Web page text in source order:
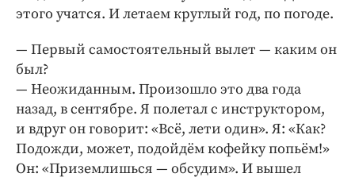
этого учатся. И летаем круглый год, по погоде.
— Первый самостоятельный вылет — каким он
был?
— Неожиданным. Произошло это два года
назад, в сентябре. Я полетал с инструктором,
и вдруг он говорит: «Всё, лети один». Я: «Как?
Подожди, может, подойдём кофейку попьём!»
Он: «Приземлишься — обсудим». И вышел